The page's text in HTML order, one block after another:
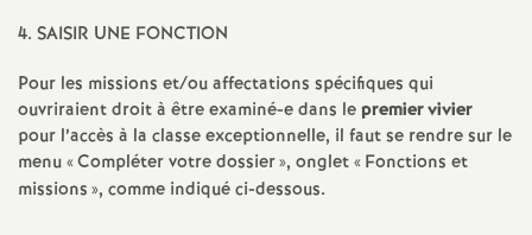
n
s
4. SAISIR UNE FONCTION
Pour les missions et/ou affectations spécifiques qui
ouvriraient droit à être examiné-e dans lepremier vivier
pour l’accès à la classe exceptionnelle, il faut se rendre sur le
menu «Compléter votre dossier», onglet «Fonctions et
missions», comme indiqué ci-dessous.